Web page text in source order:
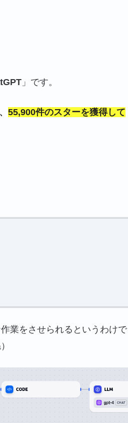
」です。
55,900件のスターを獲得して
業をさせられるというわけで